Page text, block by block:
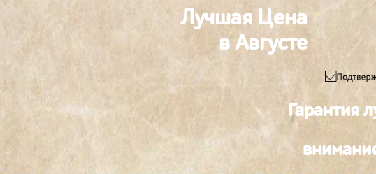
Лучшая Цена
в Августе
Гарантия